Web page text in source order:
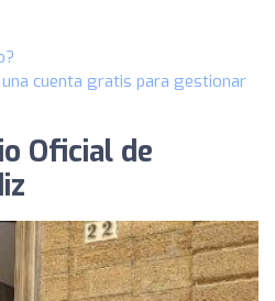
cuenta gratis para gestionar
Oficial de